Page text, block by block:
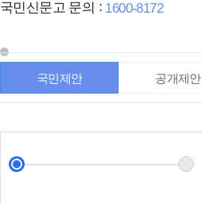
국민신문고 문의 : 1600-8172
국민제안 공개제안